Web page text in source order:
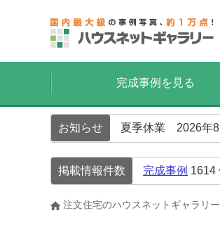
完成事例を見る
お知らせ 夏季休業 2026年8
掲載情報件数 完成事例 1614
注文住宅のハウスネットギャラリー